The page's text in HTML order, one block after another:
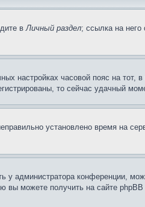
вЛичный раздел; ссылка на него
настройках часовой пояс на тот,
то сейчас удачный
установлено время на
у администратора конференции,
можете получить на сайте